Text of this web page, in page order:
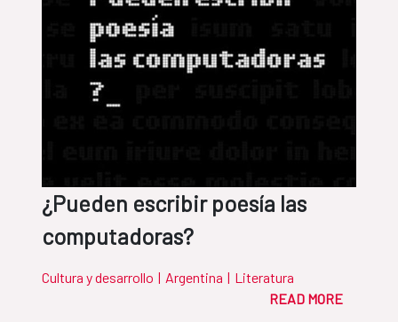
¿Pueden escribir poesía las
computadoras?
Cultura y desarrollo | Argentina | Literatura
READ MORE